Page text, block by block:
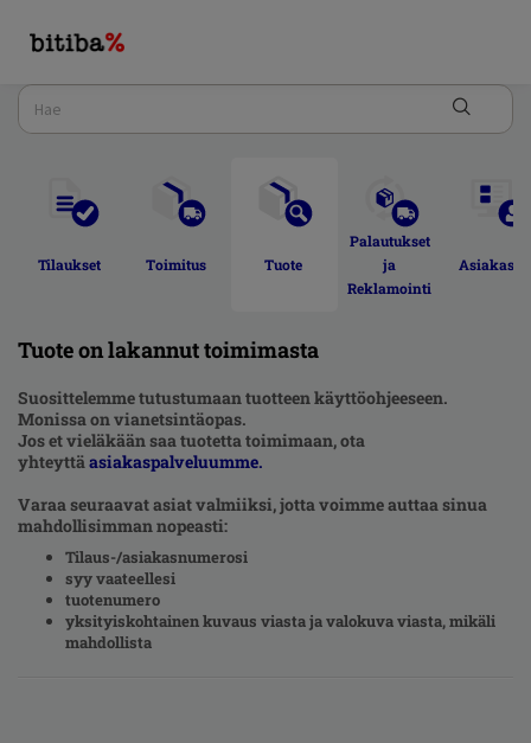
Tilaukset Toimitus Tuote
Palautukset
ja
Reklamointi
Tuote on lakannut toimimasta
Suosittelemme tutustumaan tuotteen käyttöohjeeseen.
Monissa on vianetsintäopas.
Jos et vieläkään saa tuotetta toimimaan, ota
yhteyttäasiakaspalveluumme.
Varaa seuraavat asiat valmiiksi, jotta voimme auttaa sinua
mahdollisimman nopeasti:
Tilaus-/asiakasnumerosi
syy vaateellesi
tuotenumero
yksityiskohtainen kuvaus viasta ja valokuva viasta, mikäli
mahdollista